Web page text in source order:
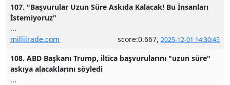
107. "Başvurular Uzun Süre Askıda Kalacak! Bu İnsanları
İstemiyoruz"
...
milliirade.com
score:0.667, 2025-12-01 14:30:45
108. ABD Başkanı Trump, iltica başvurularını "uzun süre"
askıya alacaklarını söyledi
...